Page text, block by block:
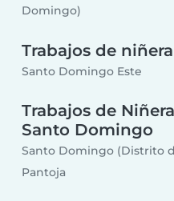
Domingo)
Trabajos de
Santo Domingo Este
Trabajos de
Santo Domingo
Santo Domingo (Distrito
Pantoja